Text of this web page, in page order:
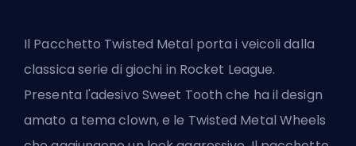
Il Pacchetto Twisted Metal porta i veicoli dalla
classica serie di giochi in Rocket League.
Presenta l'adesivo Sweet Tooth che ha il design
amato a tema clown, e le Twisted Metal Wheels